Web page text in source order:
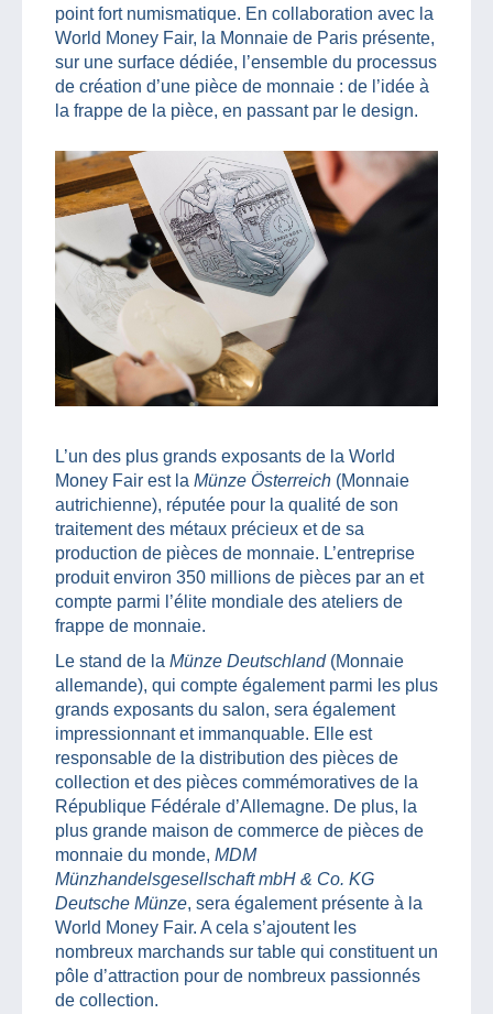
point fort numismatique. En collaboration avec la
World Money Fair, la Monnaie de Paris présente,
sur une surface dédiée, l’ensemble du processus
de création d’une pièce de monnaie : de l’idée à
la frappe de la pièce, en passant par le design.
L’un des plus grands exposants de la World
Money Fair est la Münze Österreich (Monnaie
autrichienne), réputée pour la qualité de son
traitement des métaux précieux et de sa
production de pièces de monnaie. L’entreprise
produit environ 350 millions de pièces par an et
compte parmi l’élite mondiale des ateliers de
frappe de monnaie.
Le stand de la Münze Deutschland(Monnaie
allemande), qui compte également parmi les plus
grands exposants du salon, sera également
impressionnant et immanquable. Elle est
responsable de la distribution des pièces de
collection et des pièces commémoratives de la
République Fédérale d’Allemagne. De plus, la
plus grande maison de commerce de pièces de
monnaie du monde, MDM
Münzhandelsgesellschaft mbH & Co. KG
Deutsche Münze, sera également présente à la
World Money Fair. A cela s’ajoutent les
nombreux marchands sur table qui constituent un
pôle d’attraction pour de nombreux passionnés
de collection.